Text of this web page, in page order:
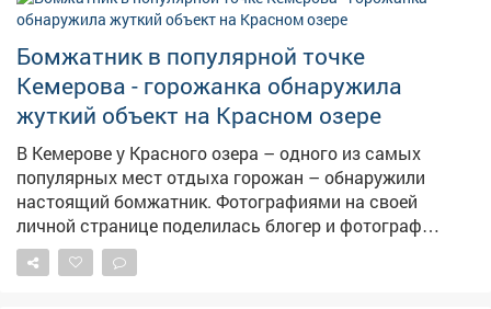
Бомжатник в популярной точке
Кемерова - горожанка обнаружила
жуткий объект на Красном озере
В Кемерове у Красного озера – одного из самых
популярных мест отдыха горожан – обнаружили
настоящий бомжатник. Фотографиями на своей
личной странице поделилась блогер и фотограф
Екатерина Комарова. – Шла, шла и вот...бомжи
наверное живут летом. Не было такого там (авторский